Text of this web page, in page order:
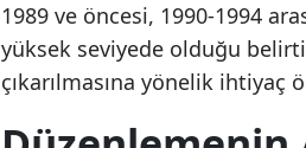
1989 ve öncesi, 1990-1994
yüksek seviyede olduğu
çıkarılmasına yönelik ihtiyaç